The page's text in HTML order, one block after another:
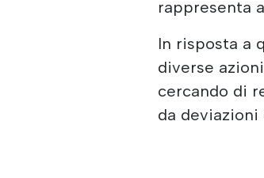
rappresenta
In risposta a
diverse
cercando di
da